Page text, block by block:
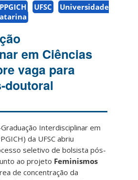
PPGICH UFSC
Universidade
em Ciências
vaga para
doutoral
Interdisciplinar em
da UFSC abriu
seletivo de bolsista pós-
ao projeto Feminismos
de concentração da